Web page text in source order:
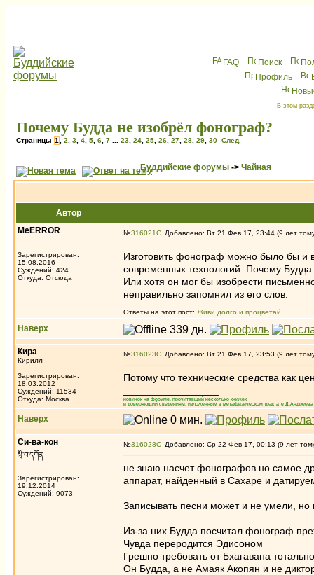
FAQ Поиск
Профиль
В этом
Почему Будда не изобрёл фонограф?
Страницы 1 2 3 4 5 6 7 23 24 25 26 27 28 29 30 След.
Буддийские форумы -> Чайная
Автор
MeERROR
Зарегистрирован:
15.08.2016
Суждений: 424
Откуда: Отсюда
№316021 Добавлено: Вт 21 Фев 17, 23:44 (9 лет
Изготовить фонограф можно было бы и
современных технологий. Почему
Или хотя он мог бы изобрести
неправильно запомнил из его слов.
Ответы на этот пост: Живи долго и процветай
Наверх
Кира
Кирилл
Зарегистрирован:
18.03.2012
Суждений: 11534
Откуда: Москва
№316023 Добавлено: Вт 21 Фев 17, 23:53 (9 лет
Потому что технические средства как
новичок на форуме, прочитавший несколько книжек
и доверяющий сведениям, изложенным в метафизическом трактате
Наверх
Си-ва-кон
སྲི་བ་དཀོན
Зарегистрирован:
19.12.2014
Суждений: 9073
№316028 Добавлено: Ср 22 Фев 17, 00:13 (9 лет
не знаю насчет фонографов но самое
аппарат, найденный в Сахаре и
Записывать песни может и не умели, но
Из-за них Будда посчитал фонограф
Чувда переродится Эдисоном
Грешно требовать от Бхагавана
Он Будда, а не Амаяк Акопян и не